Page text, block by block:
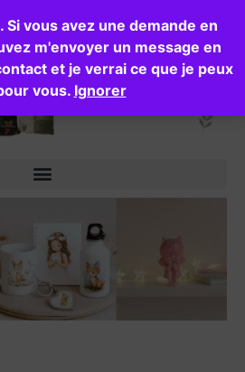
Si vous avez une demande en
m'envoyer un message en
et je verrai ce que je peux
vous. Ignorer